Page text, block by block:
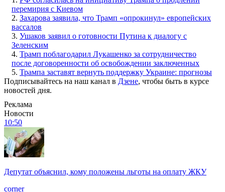
перемирия с Киевом
2. Захарова заявила, что Трамп «опрокинул» европейских
вассалов
3. Ушаков заявил о готовности Путина к диалогу с
Зеленским
4. Трамп поблагодарил Лукашенко за сотрудничество
после договоренности об освобождении заключенных
5. Трампа заставят вернуть поддержку Украине: прогнозы
Подписывайтесь на наш канал в Дзене, чтобы быть в курсе
новостей дня.
Реклама
Новости
10:50
Депутат объяснил, кому положены льготы на оплату ЖКУ
corner